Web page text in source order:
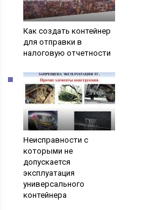
Как создать контейнер
для отправки в
налоговую отчетности
Неисправности с
которыми не
допускается
эксплуатация
универсального
контейнера